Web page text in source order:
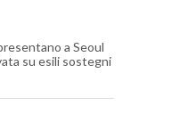
a Seoul
su esili sostegni